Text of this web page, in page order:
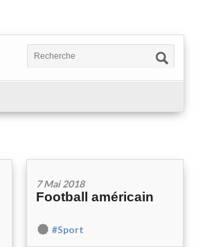
7 Mai 2018
Football américain
#Sport